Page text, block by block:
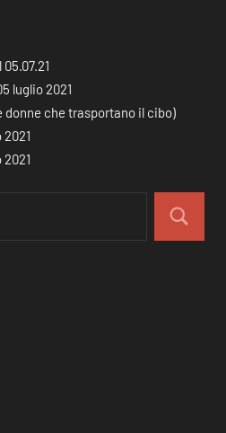
luglio 2021
donne che trasportano il cibo)
Cerca